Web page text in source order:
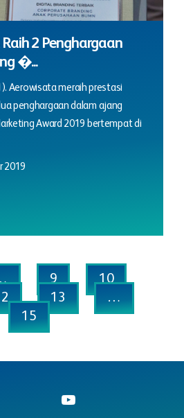
Raih 2 Penghargaan
�...
Aerowisata meraih prestasi
penghargaan dalam ajang
Award 2019 bertempat di
2019
9
10
13
…
15